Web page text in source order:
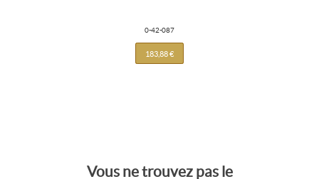
0-42-087
183,88 €
Vous ne trouvez pas le